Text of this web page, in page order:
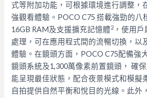
式等附加功能，可根據環境進行調整，
強觀看體驗。POCO C75 搭載強勁的八
16GB RAM及支援擴充記憶體2 ，使用
處理，可在應用程式間的流暢切換，以
體驗。在鏡頭方面，POCO C75配備強
鏡頭系統及1,300萬像素前置鏡頭， 確
能呈現最佳狀態，配合夜景模式和模擬
自拍提供自然平衡和悅目的光線。此外